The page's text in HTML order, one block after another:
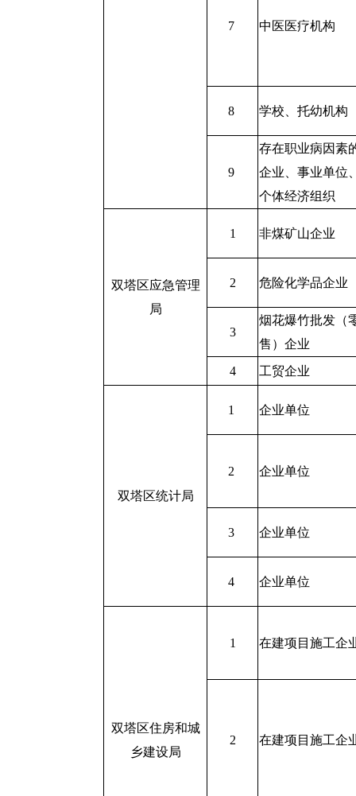
7 中医医疗机构
8 学校、托幼机构
9
存在职业病因素
企业、事业单位
个体经济组织
双塔区应急管理
局
1 非煤矿山企业
2 危险化学品企业
3
烟花爆竹批发（
售）企业
4
工贸企业
双塔区统计局
1 企业单位
2 企业单位
3 企业单位
4 企业单位
双塔区住房和城
乡建设局
1 在建项目施工企
2 在建项目施工企